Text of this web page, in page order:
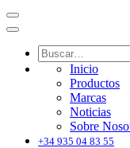
Inicio
Productos
Marcas
Noticias
Sobre
+34 935 04 83 55